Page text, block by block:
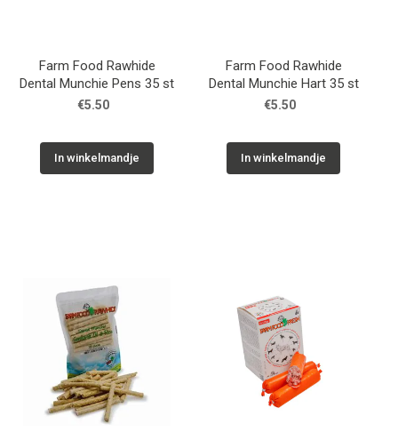
Farm Food Rawhide
Dental Munchie Pens 35 st
€5.50
In winkelmandje
Farm Food Rawhide
Dental Munchie Hart 35 st
€5.50
In winkelmandje